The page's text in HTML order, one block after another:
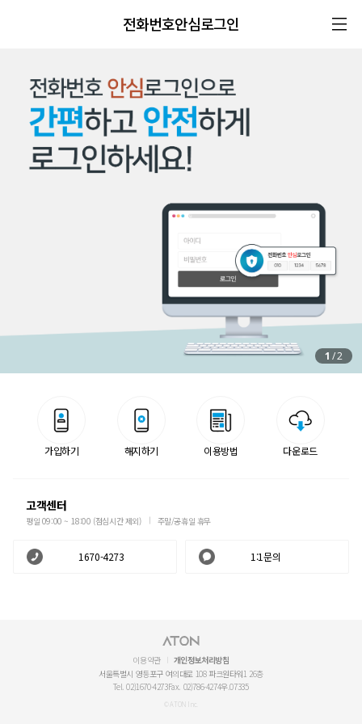
전화번호안심로그인
1 /2
가입하기 해지하기 이용방법 다운로드
고객센터
평일 09:00 ~ 18:00 (점심시간 제외) 주말/공휴일 휴무
1670-4273 1:1문의
이용약관
개인정보처리방침
서울특별시 영등포구 여의대로 108 파크원타워1 26층
Tel. 02)1670-4273Fax. 02)786-4274우.07335
© ATON Inc.